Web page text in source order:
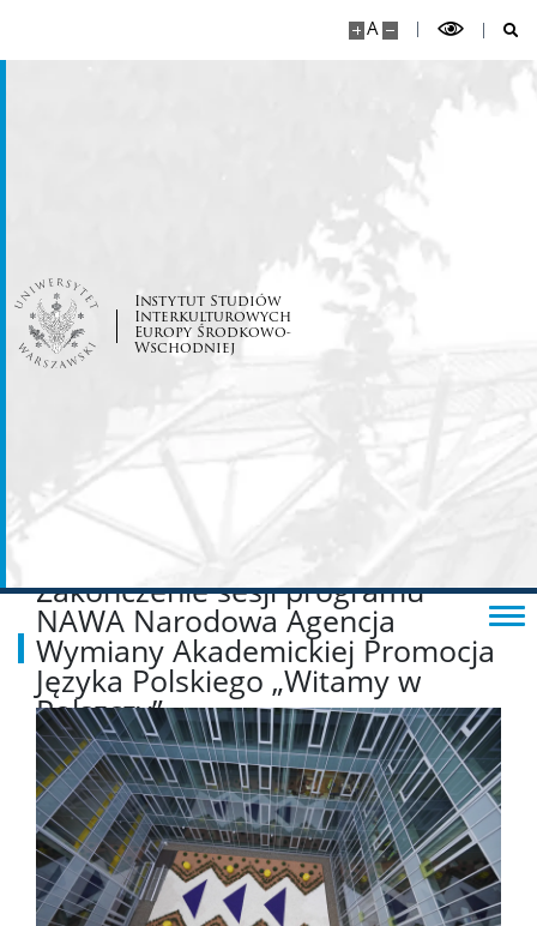
A
Instytut Studiów
Interkulturowych
Europy Środkowo-
Wschodniej
Program ,,Kultura I Rzeczypospolitej” 2022
Program ,,Hej Sokoły!” 2021
Zakończenie sesji programu
NAWA Narodowa Agencja
Wymiany Akademickiej Promocja
Języka Polskiego „Witamy w
Polszczy”